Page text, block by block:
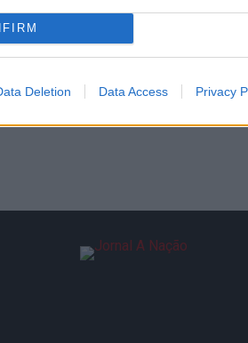
Deletion Data Access Privacy